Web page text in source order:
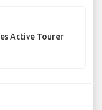
Active Tourer